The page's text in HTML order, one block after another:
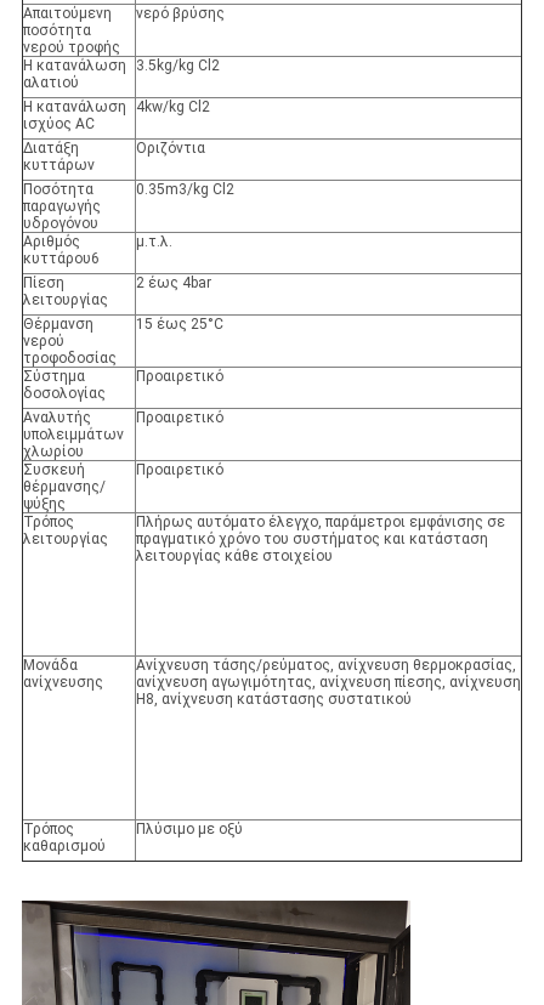
Απαιτούμενη
ποσότητα
νερού τροφής
νερό βρύσης
Η κατανάλωση
αλατιού
3.5kg/kg Cl2
Η κατανάλωση
ισχύος AC
4kw/kg Cl2
Διατάξη
κυττάρων
Οριζόντια
Ποσότητα
παραγωγής
υδρογόνου
0.35m3/kg Cl2
Αριθμός
κυττάρου6
μ.τ.λ.
Πίεση
λειτουργίας
2 έως 4bar
Θέρμανση
νερού
τροφοδοσίας
15 έως 25°C
Σύστημα
δοσολογίας
Προαιρετικό
Αναλυτής
υπολειμμάτων
χλωρίου
Προαιρετικό
Συσκευή
θέρμανσης/
ψύξης
Προαιρετικό
Τρόπος
λειτουργίας
Πλήρως αυτόματο έλεγχο, παράμετροι εμφάνισης σε
πραγματικό χρόνο του συστήματος και κατάσταση
λειτουργίας κάθε στοιχείου
Μονάδα
ανίχνευσης
Ανίχνευση τάσης/ρεύματος, ανίχνευση θερμοκρασίας,
ανίχνευση αγωγιμότητας, ανίχνευση πίεσης, ανίχνευση
H8, ανίχνευση κατάστασης συστατικού
Τρόπος
καθαρισμού
Πλύσιμο με οξύ